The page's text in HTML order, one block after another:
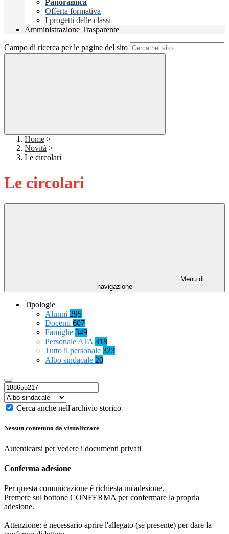
Panoramica
Offerta formativa
I progetti delle classi
Amministrazione Trasparente
Campo di ricerca per le pagine del sito
Home >
Novità >
Le circolari
Le circolari
Menu di
navigazione
Tipologie
Alunni 295
Docenti 607
Famiglie 349
Personale ATA 318
Tutto il personale 323
Albo sindacale 20
Cerca anche nell'archivio storico
Nessun contenuto da visualizzare
Autenticarsi per vedere i documenti privati
Conferma adesione
Per questa comunicazione è richiesta un'adesione.
Premere sul bottone CONFERMA per confermare la propria
adesione.
Attenzione: è necessario aprire l'allegato (se presente) per dare la